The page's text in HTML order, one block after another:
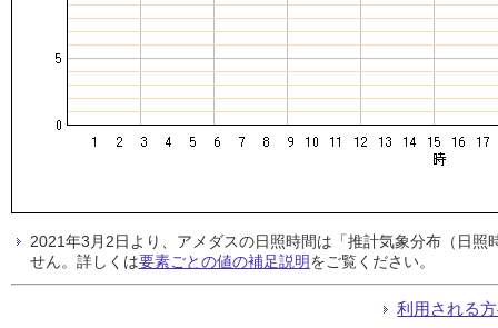
2021年3月2日より、アメダスの日照時間は「推計気象分布（日
せん。詳しくは要素ごとの値の補足説明をご覧ください。
利用される